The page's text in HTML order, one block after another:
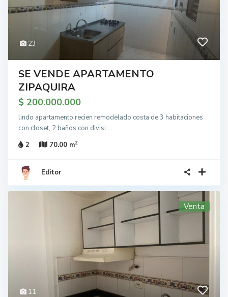
23
SE VENDE APARTAMENTO
ZIPAQUIRA
$ 200.000.000
lindo apartamento recien remodelado costa de 3 habitaciones
con closet, 2 baños con divisi ...
2
70.00 m2
Editor
11
Venta